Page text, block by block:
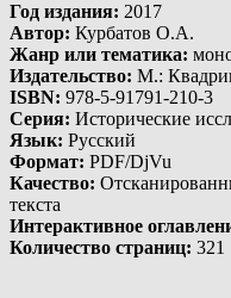
Год издания: 2017
Автор: Курбатов О.А.
Жанр или тематика:
Издательство: М.:
ISBN: 978-5-91791-210-3
Серия: Исторические
Язык: Русский
Формат: PDF/DjVu
Качество:
текста
Интерактивное
Количество страниц: 321